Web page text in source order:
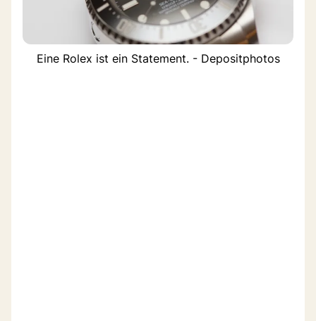
Eine Rolex ist ein Statement. - Depositphotos